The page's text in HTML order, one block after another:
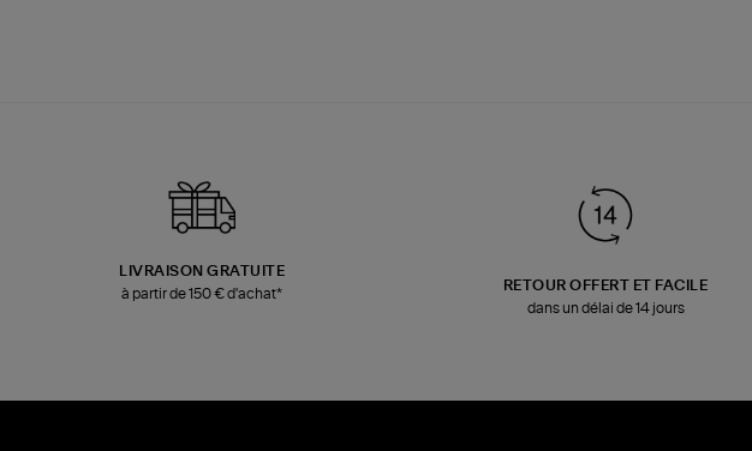
LIVRAISON GRATUITE
à partir de 150 € d'achat*
RETOUR OFFERT ET FACILE
dans un délai de 14 jours